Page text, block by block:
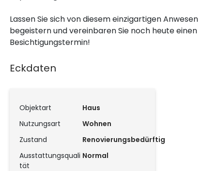
Lassen Sie sich von diesem einzigartigen Anwesen
begeistern und vereinbaren Sie noch heute einen
Besichtigungstermin!
Eckdaten
Objektart
Haus
Nutzungsart
Wohnen
Zustand
Renovierungsbedürftig
Ausstattungsquali
tät
Normal